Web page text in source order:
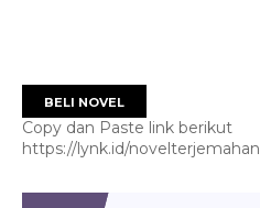
BELI NOVEL
Copy dan Paste link berikut
https://lynk.id/novelterjemahan